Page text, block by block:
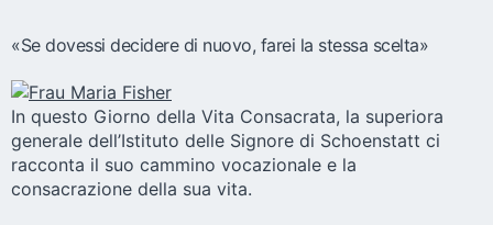
«Se dovessi decidere di nuovo, farei la stessa scelta»
In questo Giorno della Vita Consacrata, la superiora
generale dell’Istituto delle Signore di Schoenstatt ci
racconta il suo cammino vocazionale e la
consacrazione della sua vita.